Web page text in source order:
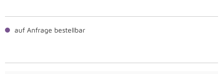
auf Anfrage bestellbar